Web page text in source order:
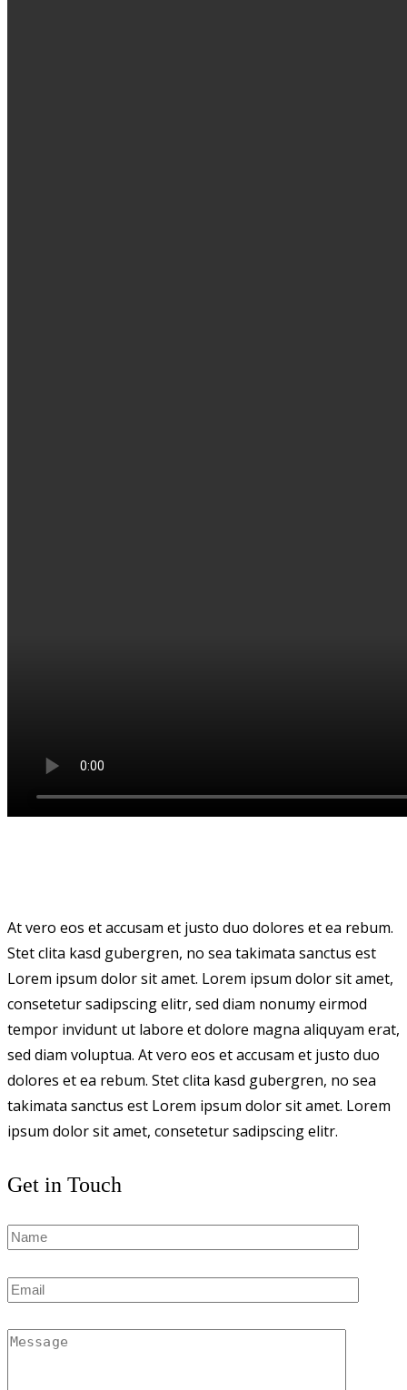
At vero eos et accusam et justo duo dolores et ea rebum.
Stet clita kasd gubergren, no sea takimata sanctus est
Lorem ipsum dolor sit amet. Lorem ipsum dolor sit amet,
consetetur sadipscing elitr, sed diam nonumy eirmod
tempor invidunt ut labore et dolore magna aliquyam erat,
sed diam voluptua. At vero eos et accusam et justo duo
dolores et ea rebum. Stet clita kasd gubergren, no sea
takimata sanctus est Lorem ipsum dolor sit amet. Lorem
ipsum dolor sit amet, consetetur sadipscing elitr.
Get in Touch